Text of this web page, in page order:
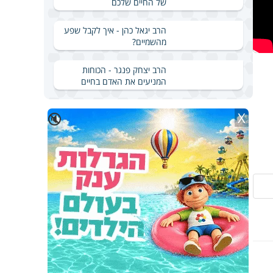
הרב יגאל כהן - איך לקבל שפע
מהשמיים?
הרב יצחק פנגר - הכוחות
המניעים את האדם בחיים
🔇 X